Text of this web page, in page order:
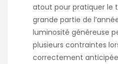
atout pour pratiquer le
grande partie de
luminosité généreuse
plusieurs contraintes
correctement